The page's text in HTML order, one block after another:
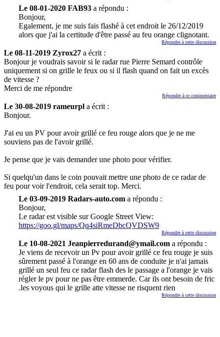
Le 08-01-2020 FAB93 a répondu :
Bonjour,
Egalement, je me suis fais flashé à cet endroit le 26/12/2019
alors que j'ai la certitude d'être passé au feu orange clignotant.
Répondre à cette discussion
Le 08-11-2019 Zyrox27 a écrit :
Bonjour je voudrais savoir si le radar rue Pierre Semard contrôle
uniquement si on grille le feux ou si il flash quand on fait un excès
de vitesse ?
Merci de me répondre
Répondre à ce commentaire
Le 30-08-2019 rameurpl a écrit :
Bonjour.
J'ai eu un PV pour avoir grillé ce feu rouge alors que je ne me
souviens pas de l'avoir grillé.
Je pense que je vais demander une photo pour vérifier.
Si quelqu'un dans le coin pouvait mettre une photo de ce radar de
feu pour voir l'endroit, cela serait top. Merci.
Le 03-09-2019 Radars-auto.com a répondu :
Bonjour,
Le radar est visible sur Google Street View:
https://goo.gl/maps/Qq4siRmeDbcQVDSW9
Répondre à cette discussion
Le 10-08-2021 Jeanpierredurand@ymail.com a répondu :
Je viens de recevoir un Pv pour avoir grillé ce feu rouge je suis
sûrement passé à l'orange en 60 ans de conduite je n'ai jamais
grillé un seul feu ce radar flash des le passage a l'orange je vais
régler le pv pour ne pas être emmerde. Car ils ont besoin de fric
.les voyous qui le grille atte vitesse ne risquent rien
Répondre à cette discussion